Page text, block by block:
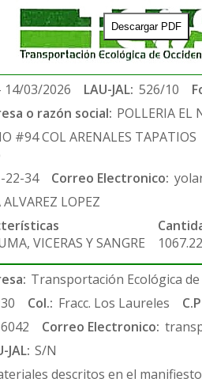
Descargar PDF
14/03/2026 LAU-JAL: 526/10
o razón social: POLLERIA EL
#94 COL ARENALES TAPATIOS
22-34 Correo Electronico:
LOPEZ
VICERAS Y SANGRE
1067.22
Transportación Ecológica de
Col.: Fracc. Los Laureles
Correo Electronico:
S/N
descritos en el